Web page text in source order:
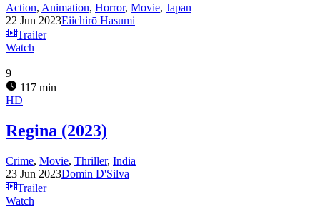
Action, Animation, Horror, Movie, Japan
22 Jun 2023Eiichirō Hasumi
Trailer
Watch
9
117 min
HD
Regina (2023)
Crime, Movie, Thriller, India
23 Jun 2023Domin D'Silva
Trailer
Watch